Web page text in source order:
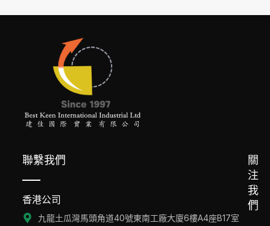
聯繫我們
香港公司
九龍土瓜灣馬頭角道40號東南工廠大廈6樓A4座B17室
關
注
我
們